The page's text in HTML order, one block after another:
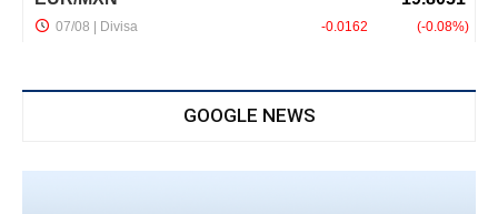
GOOGLE NEWS